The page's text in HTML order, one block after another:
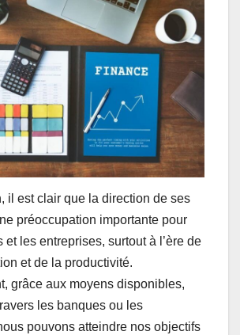
il est clair que la direction de ses
préoccupation importante pour
et les entreprises, surtout à l’ère de
et de la productivité.
grâce aux moyens disponibles,
les banques ou les
pouvons atteindre nos objectifs